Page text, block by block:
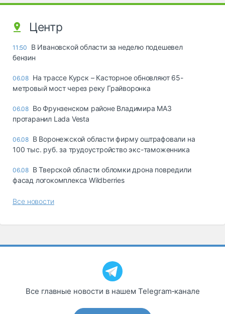
Центр
11:50
В Ивановской области за неделю подешевел
бензин
06.08 На трассе Курск – Касторное обновляют 65-
метровый мост через реку Грайворонка
06.08 Во Фрунзенском районе Владимира МАЗ
протаранил Lada Vesta
06.08 В Воронежской области фирму оштрафовали на
100 тыс. руб. за трудоустройство экс-таможенника
06.08 В Тверской области обломки дрона повредили
фасад логокомплекса Wildberries
Все новости
Все главные новости в нашем Telegram‑канале